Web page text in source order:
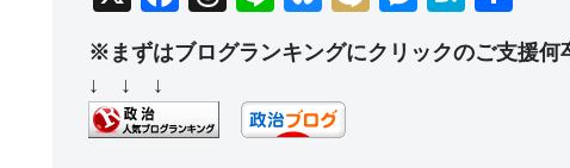
a
c
e
b
hr
e
a
d
e
e
sk
y
ss e
有
※まずはブログランキングにクリックのご支援何
↓ ↓ ↓